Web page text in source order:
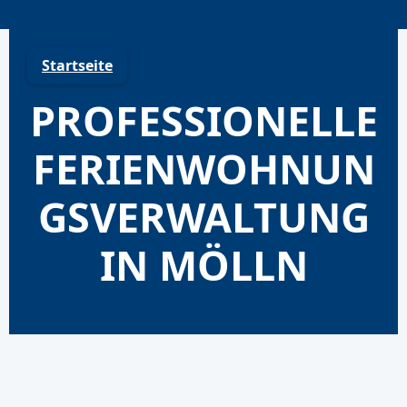
to
Startseite
PROFESSIONELLE
FERIENWOHNUN
GSVERWALTUNG
IN MÖLLN